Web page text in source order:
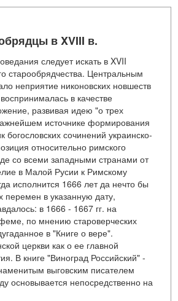
в XVIII в.
следует искать в XVII
старообрядчества. Центральным
неприятие никоновских новшеств
в качестве
развивая идею "о трех
источнике формирования
сочинений украинско-
относительно римского
со всеми западными странами от
в Малой Русии к Римскому
исполнится 1666 лет да нечто бы
в указанную дату,
в 1666 - 1667 гг. на
по мнению староверческих
в "Книге о вере".
церкви как о ее главной
В книге "Виноград Российский" -
выговским писателем
основывается непосредственно на